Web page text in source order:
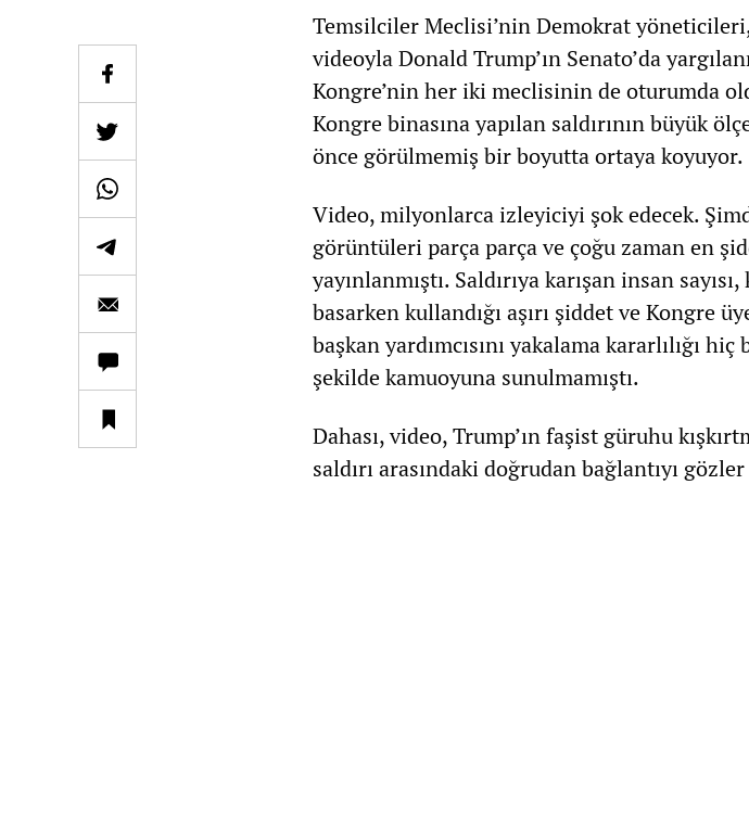
Temsilciler Meclisi’nin Demokrat
videoyla Donald Trump’ın Senato’da
Kongre’nin her iki meclisinin de oturumda
Kongre binasına yapılan saldırının büyük
önce görülmemiş bir boyutta ortaya koyuyor.
Video, milyonlarca izleyiciyi şok edecek.
görüntüleri parça parça ve çoğu zaman en
yayınlanmıştı. Saldırıya karışan insan
basarken kullandığı aşırı şiddet ve Kongre
başkan yardımcısını yakalama kararlılığı
şekilde kamuoyuna sunulmamıştı.
Dahası, video, Trump’ın faşist güruhu
saldırı arasındaki doğrudan bağlantıyı